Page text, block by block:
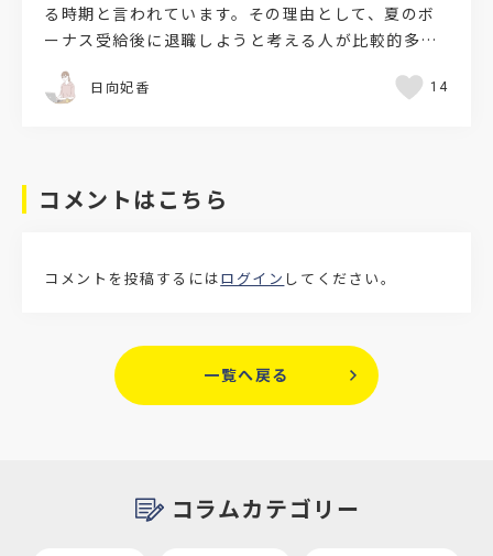
る時期と言われています。その理由として、夏のボ
ーナス受給後に退職しようと考える人が比較的多く
いる点が挙げられます。時には賞与額が退職に至る
起因になること…
日向妃香 14
コメントはこちら
コメントを投稿するにはログイン してください。
一覧へ戻る
コラムカテゴリー